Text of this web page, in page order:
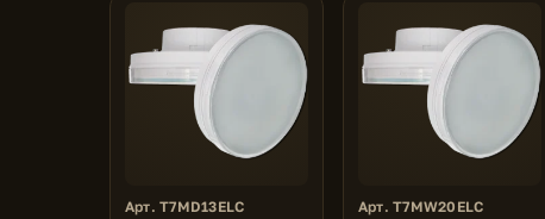
Арт. T7MD13ELC Арт. T7MW20ELC